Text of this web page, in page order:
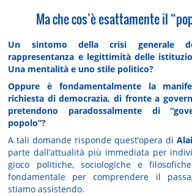
Ma che cos’è esattamente il
Un sintomo della crisi generale
rappresentanza e legittimità delle
Una mentalità e uno stile politico?
Oppure è fondamentalmente la
richiesta di democrazia, di fronte a
pretendono paradossalmente di
popolo”?
A tali domande risponde quest’opera di
parte dall’attualità più immediata per
gioco politiche, sociologiche e
fondamentale per comprendere il
stiamo assistendo.